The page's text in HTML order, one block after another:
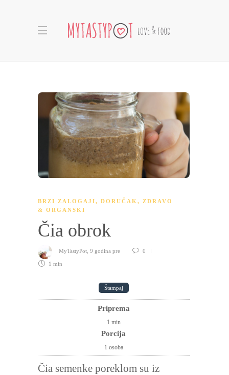
BRZI ZALOGAJI, DORUČAK , ZDRAVO
& ORGANSKI
Čia obrok
MyTastyPot, 9 godina pre 0
1 min
Štampaj
Priprema
1 min
Porcija
1 osoba
Čia semenke poreklom su iz